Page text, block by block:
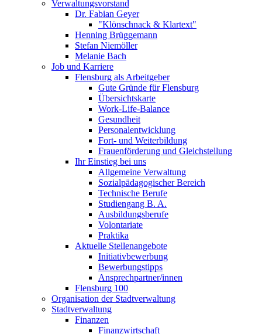
Verwaltungsvorstand
Dr. Fabian Geyer
"Klönschnack & Klartext"
Henning Brüggemann
Stefan Niemöller
Melanie Bach
Job und Karriere
Flensburg als Arbeitgeber
Gute Gründe für Flensburg
Übersichtskarte
Work-Life-Balance
Gesundheit
Personalentwicklung
Fort- und Weiterbildung
Frauenförderung und Gleichstellung
Ihr Einstieg bei uns
Allgemeine Verwaltung
Sozialpädagogischer Bereich
Technische Berufe
Studiengang B. A.
Ausbildungsberufe
Volontariate
Praktika
Aktuelle Stellenangebote
Initiativbewerbung
Bewerbungstipps
Ansprechpartner/innen
Flensburg 100
Organisation der Stadtverwaltung
Stadtverwaltung
Finanzen
Finanzwirtschaft